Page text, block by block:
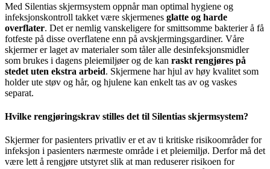
Med Silentias skjermsystem oppnår man optimal hygiene og
infeksjonskontroll takket være skjermenes glatte og harde
overflater. Det er nemlig vanskeligere for smittsomme bakterier å få
fotfeste på disse overflatene enn på avskjermingsgardiner. Våre
skjermer er laget av materialer som tåler alle desinfeksjonsmidler
som brukes i dagens pleiemiljøer og de kan raskt rengjøres på
stedet uten ekstra arbeid. Skjermene har hjul av høy kvalitet som
holder ute støv og hår, og hjulene kan enkelt tas av og vaskes
separat.
Hvilke rengjøringskrav stilles det til Silentias skjermsystem?
Skjermer for pasienters privatliv er et av ti kritiske risikoområder for
infeksjon i pasienters nærmeste område i et pleiemiljø. Derfor må det
være lett å rengjøre utstyret slik at man reduserer risikoen for